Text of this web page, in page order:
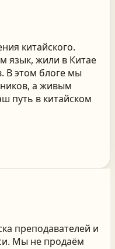
китайского.
язык, жили в Китае
В этом блоге мы
а живым
путь в китайском
преподавателей и
. Мы не продаём